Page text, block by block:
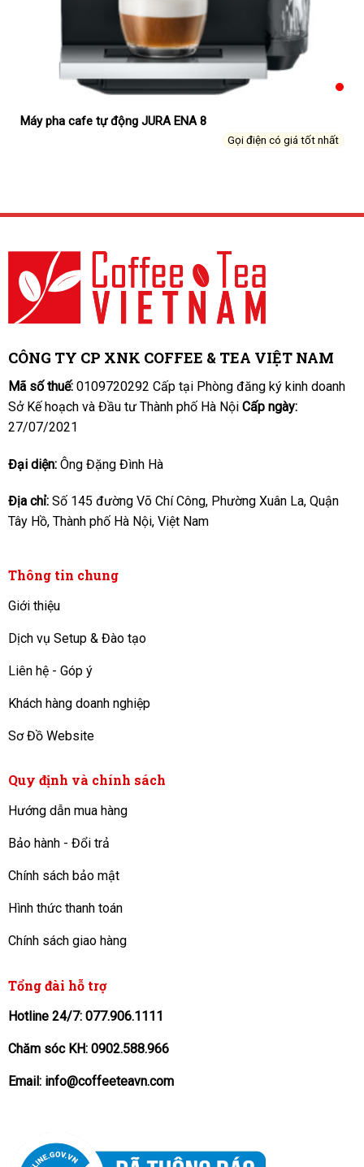
Máy pha cafe tự động JURA ENA 8
Gọi điện có giá tốt nhất
CÔNG TY CP XNK COFFEE & TEA VIỆT NAM
Mã số thuế:0109720292 Cấp tại Phòng đăng ký kinh doanh
Sở Kế hoạch và Đầu tư Thành phố Hà Nội Cấp ngày:
27/07/2021
Đại diện: Ông Đặng Đình Hà
Địa chỉ: Số 145 đường Võ Chí Công, Phường Xuân La, Quận
Tây Hồ, Thành phố Hà Nội, Việt Nam
Thông tin chung
Giới thiệu
Dịch vụ Setup & Đào tạo
Liên hệ - Góp ý
Khách hàng doanh nghiệp
Sơ Đồ Website
Quy định và chính sách
Hướng dẫn mua hàng
Bảo hành - Đổi trả
Chính sách bảo mật
Hình thức thanh toán
Chính sách giao hàng
Tổng đài hỗ trợ
Hotline 24/7: 077.906.1111
Chăm sóc KH: 0902.588.966
Email: info@coffeeteavn.com